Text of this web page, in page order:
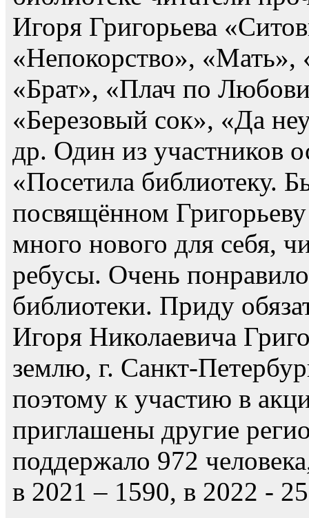
Игоря Григорьева
«Непокорство»,
«Брат», «Плач по
«Березовый сок», «Да
др. Один из участников
«Посетила библиотеку.
посвящённом
много нового для себя,
ребусы. Очень
библиотеки. Приду
Игоря Николаевича
землю, г. Санкт-
поэтому к участию в
приглашены другие
поддержало 972
в 2021 – 1590, в 2022 -